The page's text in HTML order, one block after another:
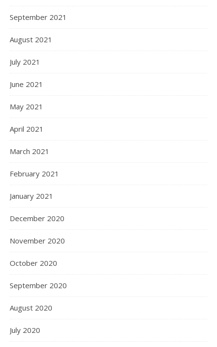
September 2021
August 2021
July 2021
June 2021
May 2021
April 2021
March 2021
February 2021
January 2021
December 2020
November 2020
October 2020
September 2020
August 2020
July 2020